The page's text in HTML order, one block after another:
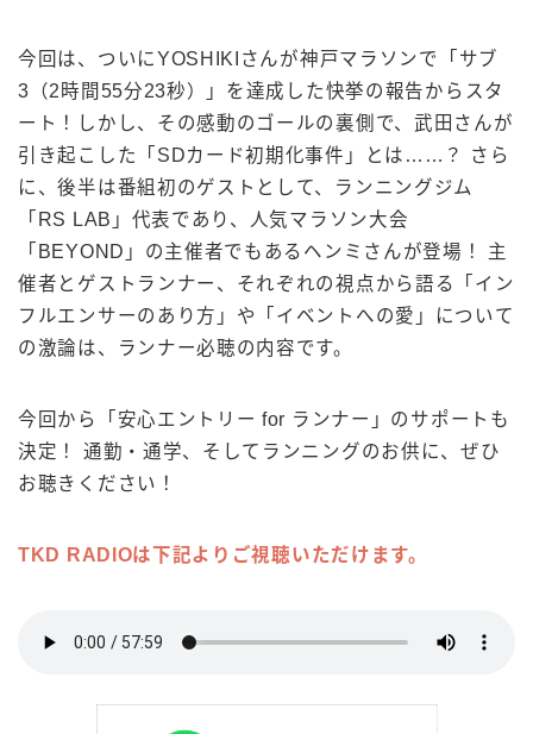
今回は、ついにYOSHIKIさんが神戸マラソンで「サブ
3（2時間55分23秒）」を達成した快挙の報告からスタ
ート！しかし、その感動のゴールの裏側で、武田さんが
引き起こした「SDカード初期化事件」とは……？ さら
に、後半は番組初のゲストとして、ランニングジム
「RS LAB」代表であり、人気マラソン大会
「BEYOND」の主催者でもあるヘンミさんが登場！ 主
催者とゲストランナー、それぞれの視点から語る「イン
フルエンサーのあり方」や「イベントへの愛」について
の激論は、ランナー必聴の内容です。
今回から「安心エントリー for ランナー」のサポートも
決定！ 通勤・通学、そしてランニングのお供に、ぜひ
お聴きください！
TKD RADIOは下記よりご視聴いただけます。